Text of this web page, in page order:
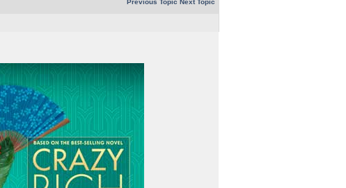
Previous Topic Next Topic